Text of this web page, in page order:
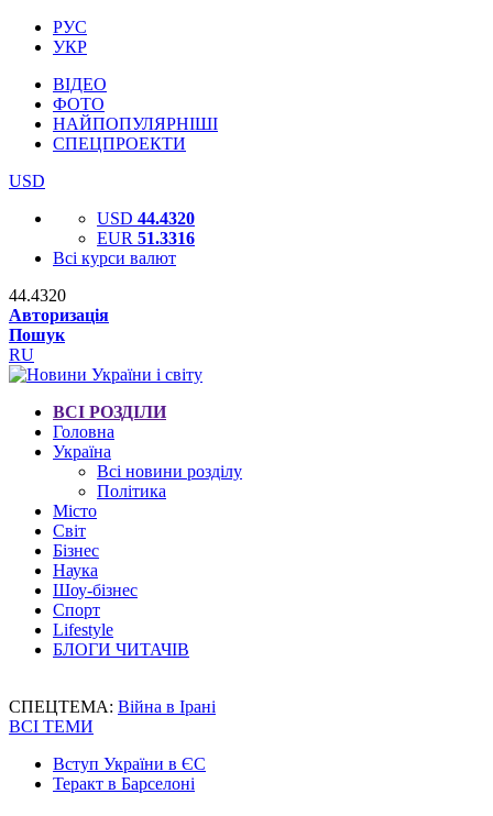
РУС
УКР
ВІДЕО
ФОТО
НАЙПОПУЛЯРНІШІ
СПЕЦПРОЕКТИ
USD
USD 44.4320
EUR 51.3316
Всі курси валют
44.4320
Авторизація
Пошук
RU
ВСІ РОЗДІЛИ
Головна
Україна
Всі новини розділу
Політика
Місто
Світ
Бізнес
Наука
Шоу-бізнес
Спорт
Lifestyle
БЛОГИ ЧИТАЧІВ
СПЕЦТЕМА: Війна в Ірані
ВСІ ТЕМИ
Вступ України в ЄС
Теракт в Барселоні